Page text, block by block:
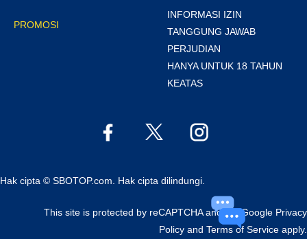
PROMOSI
INFORMASI IZIN
TANGGUNG JAWAB
PERJUDIAN
HANYA UNTUK 18 TAHUN
KEATAS
Hak cipta © SBOTOP.com. Hak cipta dilindungi.
This site is protected by reCAPTCHA and the Google Privacy
Policy and Terms of Service apply.